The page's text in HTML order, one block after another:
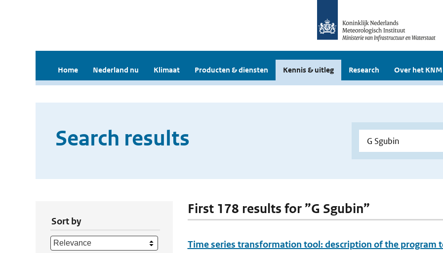
Home Nederland nu Klimaat Producten & diensten Kennis & uitleg Research Over het
Search results
Sort by
First 178 results for ”G Sgubin”
Time series transformation tool: description of the program